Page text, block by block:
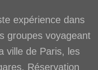
expérience dans
groupes voyageant
ville de Paris, les
Réservation